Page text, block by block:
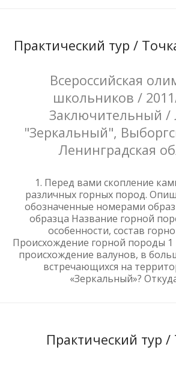
Практический тур /
Всероссийская
школьников /
Заключительный /
"Зеркальный",
Ленинградская
1. Перед вами скопление
различных горных пород.
обозначенные номерами
образца Название горной
особенности, состав
Происхождение горной
происхождение валунов, в
встречающихся на
«Зеркальный»?
Практический тур /